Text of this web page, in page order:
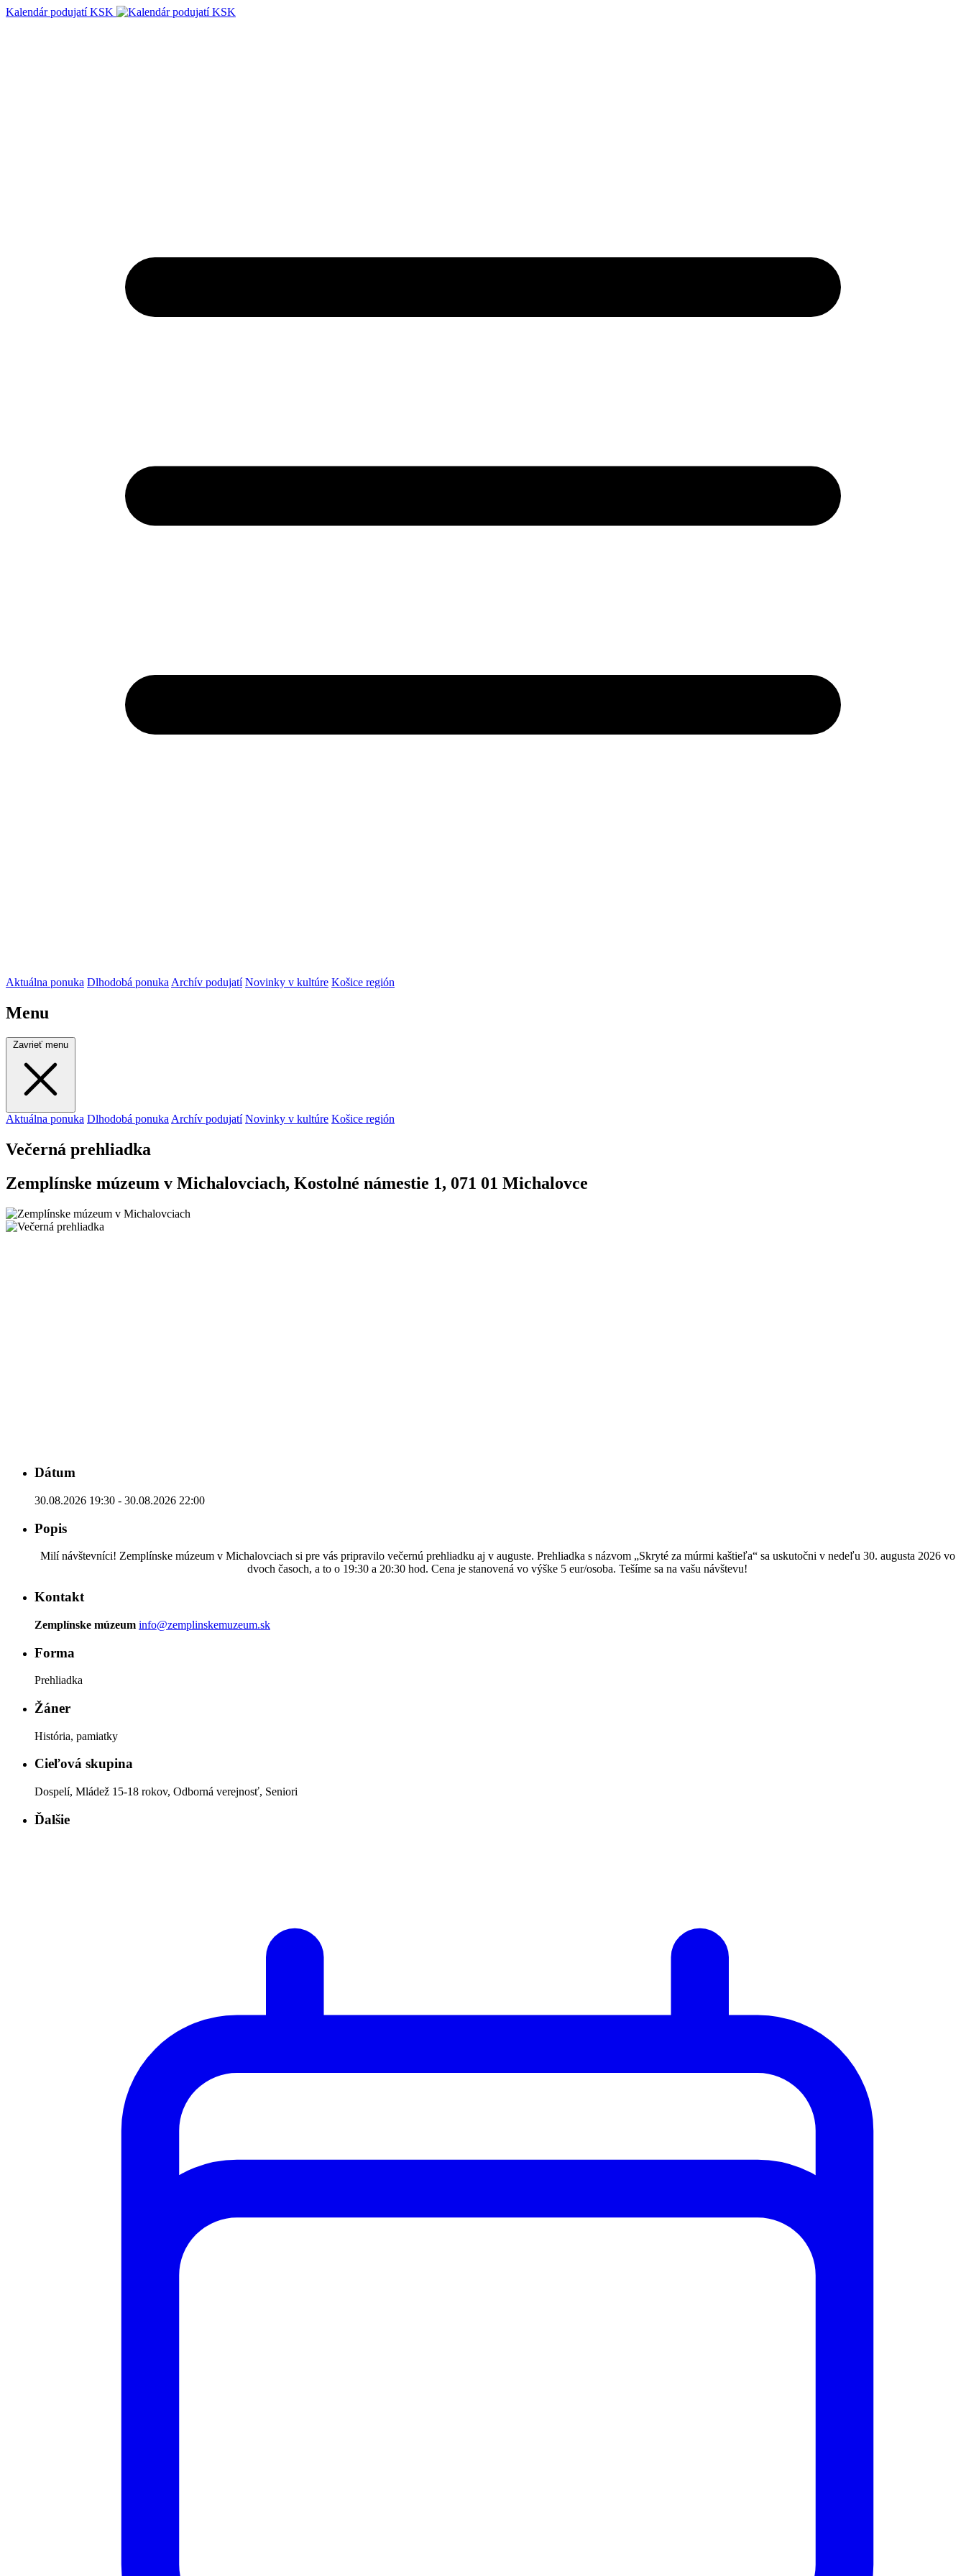
Kalendár podujatí KSK
Aktuálna ponuka Dlhodobá ponuka Archív podujatí Novinky v kultúre Košice región
Menu
Zavrieť menu
Aktuálna ponuka Dlhodobá ponuka Archív podujatí Novinky v kultúre Košice región
Večerná prehliadka
Zemplínske múzeum v Michalovciach, Kostolné námestie 1, 071 01 Michalovce
Dátum
30.08.2026 19:30 - 30.08.2026 22:00
Popis
Milí návštevníci! Zemplínske múzeum v Michalovciach si pre vás pripravilo večernú prehliadku aj v auguste. Prehliadka s názvom „Skryté za múrmi kaštieľa“ sa uskutočni v nedeľu 30. augusta 2026 vo
dvoch časoch, a to o 19:30 a 20:30 hod. Cena je stanovená vo výške 5 eur/osoba. Tešíme sa na vašu návštevu!
Kontakt
Zemplínske múzeum info@zemplinskemuzeum.sk
Forma
Prehliadka
Žáner
História, pamiatky
Cieľová skupina
Dospelí, Mládež 15-18 rokov, Odborná verejnosť, Seniori
Ďalšie